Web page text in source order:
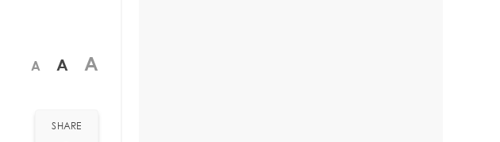
A A A
SHARE